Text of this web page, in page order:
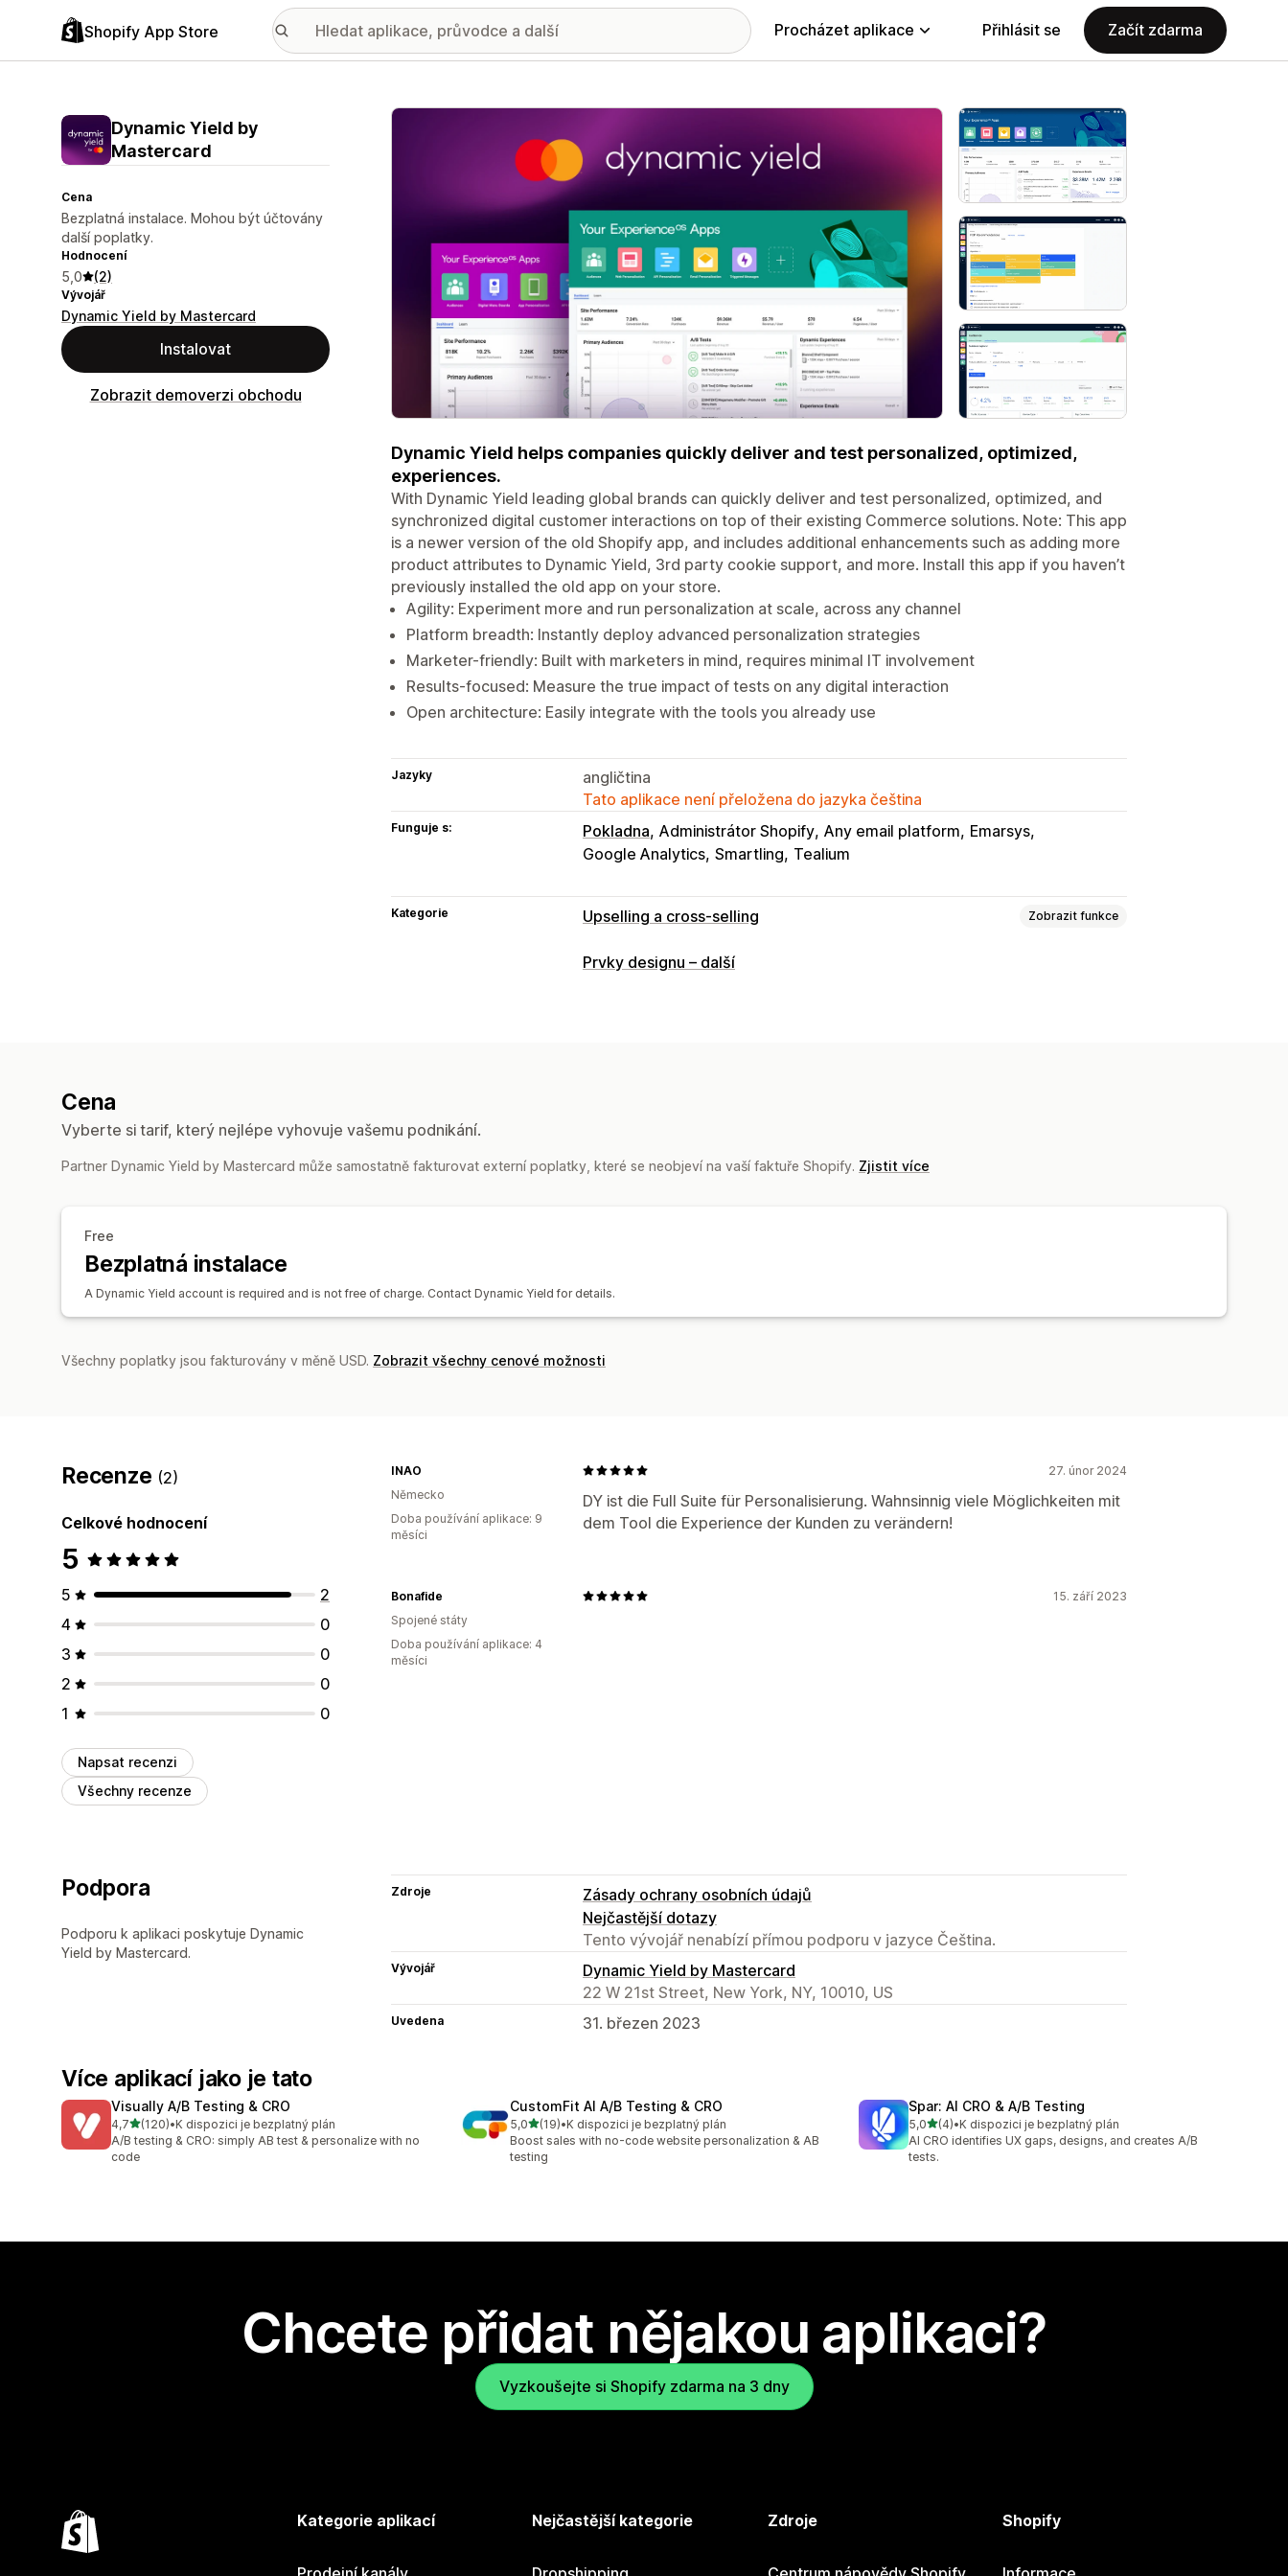
Shopify App Store Procházet aplikace Přihlásit se Začít zdarma
Dynamic Yield by
Mastercard
Cena
Bezplatná instalace. Mohou být účtovány
další poplatky.
Hodnocení
5,0 (2)
Vývojář
Dynamic Yield by Mastercard
Instalovat
Zobrazit demoverzi obchodu
Galerie propagovaných obrázků
Dynamic Yield helps companies quickly deliver and test personalized, optimized,
experiences.
With Dynamic Yield leading global brands can quickly deliver and test personalized, optimized, and
synchronized digital customer interactions on top of their existing Commerce solutions. Note: This app
is a newer version of the old Shopify app, and includes additional enhancements such as adding more
product attributes to Dynamic Yield, 3rd party cookie support, and more. Install this app if you haven’t
previously installed the old app on your store.
Agility: Experiment more and run personalization at scale, across any channel
Platform breadth: Instantly deploy advanced personalization strategies
Marketer-friendly: Built with marketers in mind, requires minimal IT involvement
Results-focused: Measure the true impact of tests on any digital interaction
Open architecture: Easily integrate with the tools you already use
Jazyky
angličtina
Tato aplikace není přeložena do jazyka čeština
Funguje s: Pokladna Administrátor Shopify Any email platform Emarsys
Google Analytics Smartling Tealium
Kategorie Upselling a cross-selling Zobrazit funkce
Přizpůsobení
Analytika
Prvky designu – další
Cena
Vyberte si tarif, který nejlépe vyhovuje vašemu podnikání.
Partner Dynamic Yield by Mastercard může samostatně fakturovat externí poplatky, které se neobjeví na vaší faktuře Shopify. Zjistit více
Free
Bezplatná instalace
A Dynamic Yield account is required and is not free of charge. Contact Dynamic Yield for details.
Všechny poplatky jsou fakturovány v měně USD. Zobrazit všechny cenové možnosti
Recenze (2)
Celkové hodnocení
5
5
2
4
0
3
0
2
0
1
0
Napsat recenzi
Všechny recenze
27. únor 2024
DY ist die Full Suite für Personalisierung. Wahnsinnig viele Möglichkeiten mit
dem Tool die Experience der Kunden zu verändern!
INAO
Německo
Doba používání aplikace: 9
měsíci
15. září 2023
Bonafide
Spojené státy
Doba používání aplikace: 4
měsíci
Podpora
Podporu k aplikaci poskytuje Dynamic
Yield by Mastercard.
Zdroje
Zásady ochrany osobních údajů
Nejčastější dotazy
Tento vývojář nenabízí přímou podporu v jazyce Čeština.
Vývojář
Dynamic Yield by Mastercard
22 W 21st Street, New York, NY, 10010, US
Uvedena 31. březen 2023
Více aplikací jako je tato
Visually A/B Testing & CRO
4,7z 5 hvězd
(120)
Celkový počet recenzí: 120
•K dispozici je bezplatný plán
A/B testing & CRO: simply AB test & personalize with no
code
CustomFit AI A/B Testing & CRO
5,0z 5 hvězd
(19)
Celkový počet recenzí: 19
•K dispozici je bezplatný plán
Boost sales with no-code website personalization & AB
testing
Spar: AI CRO & A/B Testing
5,0z 5 hvězd
(4)
Celkový počet recenzí: 4
•K dispozici je bezplatný plán
AI CRO identifies UX gaps, designs, and creates A/B
tests.
Chcete přidat nějakou aplikaci?
Vyzkoušejte si Shopify zdarma na 3 dny
Kategorie aplikací Nejčastější kategorie Zdroje Shopify